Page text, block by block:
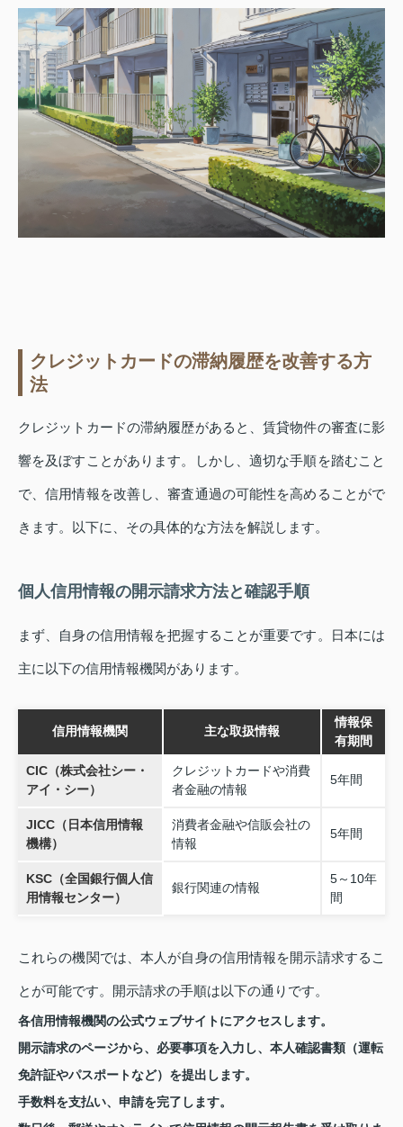
クレジットカードの滞納履歴を改善する方
法
クレジットカードの滞納履歴があると、賃貸物件の審査に影
響を及ぼすことがあります。しかし、適切な手順を踏むこと
で、信用情報を改善し、審査通過の可能性を高めることがで
きます。以下に、その具体的な方法を解説します。
個人信用情報の開示請求方法と確認手順
まず、自身の信用情報を把握することが重要です。日本には
主に以下の信用情報機関があります。
信用情報機関 主な取扱情報
情報保
有期間
CIC（株式会社シー・
アイ・シー）
クレジットカードや消費
者金融の情報
5年間
JICC（日本信用情報
機構）
消費者金融や信販会社の
情報
5年間
KSC（全国銀行個人信
用情報センター）
銀行関連の情報
5～10年
間
これらの機関では、本人が自身の信用情報を開示請求するこ
とが可能です。開示請求の手順は以下の通りです。
各信用情報機関の公式ウェブサイトにアクセスします。
開示請求のページから、必要事項を入力し、本人確認書類（運転
免許証やパスポートなど）を提出します。
手数料を支払い、申請を完了します。